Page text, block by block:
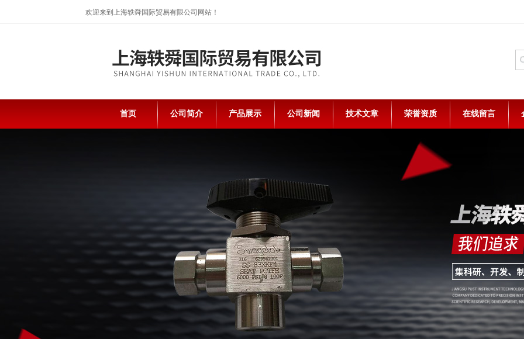
欢迎来到上海轶舜国际贸易有限公司网站！
首页 公司简介 产品展示 公司新闻 技术文章 荣誉资质 在线留言